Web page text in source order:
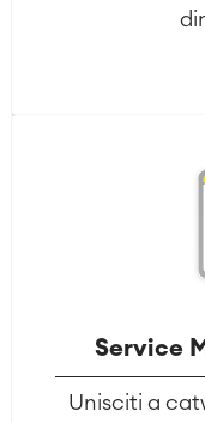
Service
Unisciti a